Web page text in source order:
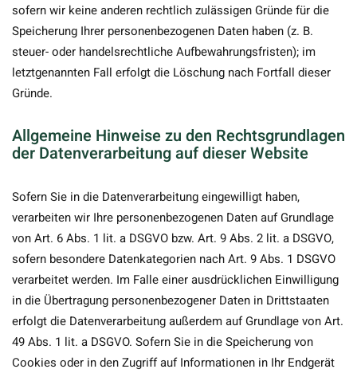
sofern wir keine anderen rechtlich zulässigen Gründe für die
Speicherung Ihrer personenbezogenen Daten haben (z. B.
steuer- oder handelsrechtliche Aufbewahrungsfristen); im
letztgenannten Fall erfolgt die Löschung nach Fortfall dieser
Gründe.
Allgemeine Hinweise zu den Rechtsgrundlagen
der Datenverarbeitung auf dieser Website
Sofern Sie in die Datenverarbeitung eingewilligt haben,
verarbeiten wir Ihre personenbezogenen Daten auf Grundlage
von Art. 6 Abs. 1 lit. a DSGVO bzw. Art. 9 Abs. 2 lit. a DSGVO,
sofern besondere Datenkategorien nach Art. 9 Abs. 1 DSGVO
verarbeitet werden. Im Falle einer ausdrücklichen Einwilligung
in die Übertragung personenbezogener Daten in Drittstaaten
erfolgt die Datenverarbeitung außerdem auf Grundlage von Art.
49 Abs. 1 lit. a DSGVO. Sofern Sie in die Speicherung von
Cookies oder in den Zugriff auf Informationen in Ihr Endgerät